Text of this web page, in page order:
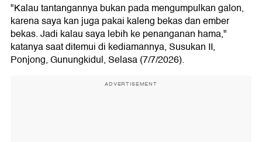
"Kalau tantangannya bukan pada mengumpulkan galon,
karena saya kan juga pakai kaleng bekas dan ember
bekas. Jadi kalau saya lebih ke penanganan hama,"
katanya saat ditemui di kediamannya, Susukan II,
Ponjong, Gunungkidul, Selasa (7/7/2026).
ADVERTISEMENT